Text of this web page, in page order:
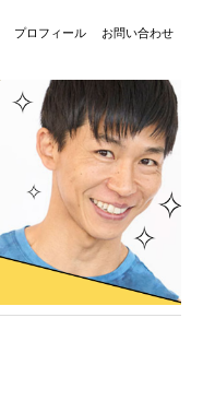
プロフィール お問い合わせ